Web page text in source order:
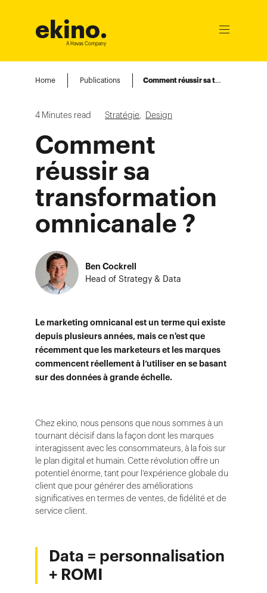
ekino.
A Havas Company
Ouvrir
Home Publications Comment réussir sa transformation omnicanale ?
4 Minutes read Stratégie, Design
Comment
réussir sa
transformation
omnicanale ?
Le marketing omnicanal est un terme qui existe
depuis plusieurs années, mais ce n'est que
récemment que les marketeurs et les marques
commencent réellement à l’utiliser en se basant
sur des données à grande échelle.
Ben Cockrell
Head of Strategy & Data
Chez ekino, nous pensons que nous sommes à un
tournant décisif dans la façon dont les marques
interagissent avec les consommateurs, à la fois sur
le plan digital et humain. Cette révolution offre un
potentiel énorme, tant pour l’expérience globale du
client que pour générer des améliorations
significatives en termes de ventes, de fidélité et de
service client.
Data = personnalisation
+ ROMI